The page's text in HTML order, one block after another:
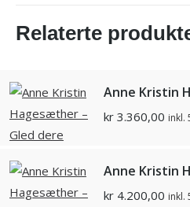
Relaterte
Anne Kristin
kr 3.360,00 inkl.
Anne Kristin
kr 4.200,00 inkl.